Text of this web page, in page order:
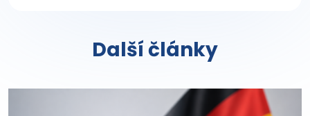
Další články